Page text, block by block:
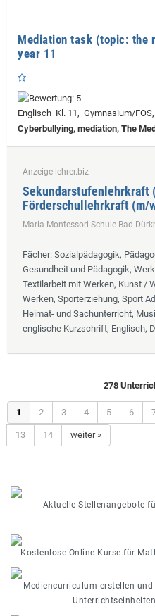
Mediation task (topic: the
year 11
Englisch Kl. 11, Gymnasium/
Cyberbullying, mediation, The
Anzeige lehrer.biz
Sekundarstufenlehrkraft
Förderschullehrkraft (m/
Maria-Montessori-Schule Bad
Fächer: Sozialpädagogik,
Gesundheit und Pädagogik,
Textilarbeit mit Werken, Kunst /
Werken, Sporterziehung, Sport
Heimat- und Sachunterricht,
englische Kurzschrift, Englisch,
278
1 2 3 4 5 6
13 14 weiter »
Aktuelle Stellenangebote
Kostenlose Online-Kurse für
Mediencurriculum erstellen